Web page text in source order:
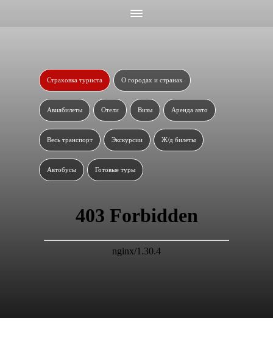
Страховка туриста О городах и странах
Авиабилеты Отели Визы Аренда авто
Весь транспорт Экскурсии Ж/д билеты
Автобусы Готовые туры